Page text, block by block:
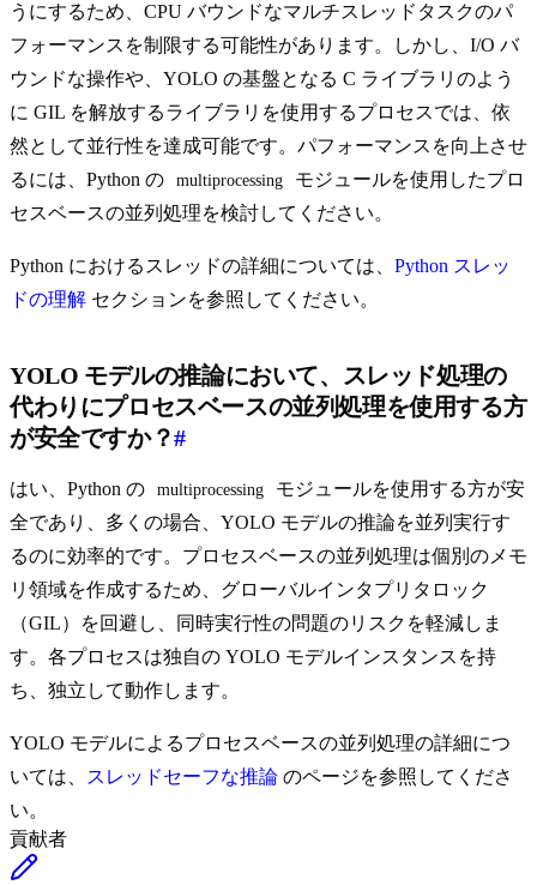
うにするため、CPU バウンドなマルチスレッドタスクのパ
フォーマンスを制限する可能性があります。しかし、I/O バ
ウンドな操作や、YOLO の基盤となる C ライブラリのよう
に GIL を解放するライブラリを使用するプロセスでは、依
然として並行性を達成可能です。パフォーマンスを向上させ
るには、Python の
multiprocessing
モジュールを使用したプロ
セスベースの並列処理を検討してください。
Python におけるスレッドの詳細については、 Python スレッ
ドの理解 セクションを参照してください。
YOLO モデルの推論において、スレッド処理の
代わりにプロセスベースの並列処理を使用する方
が安全ですか？#
はい、Python の multiprocessing
モジュールを使用する方が安
全であり、多くの場合、YOLO モデルの推論を並列実行す
るのに効率的です。プロセスベースの並列処理は個別のメモ
リ領域を作成するため、グローバルインタプリタロック
（GIL）を回避し、同時実行性の問題のリスクを軽減しま
す。各プロセスは独自の YOLO モデルインスタンスを持
ち、独立して動作します。
YOLO モデルによるプロセスベースの並列処理の詳細につ
いては、
スレッドセーフな推論 のページを参照してくださ
い。
貢献者